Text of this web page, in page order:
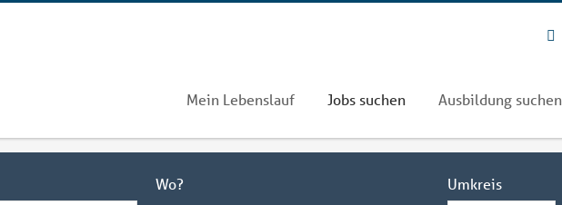
Mein Lebenslauf Jobs suchen Ausbildung suchen
Wo?
Umkreis